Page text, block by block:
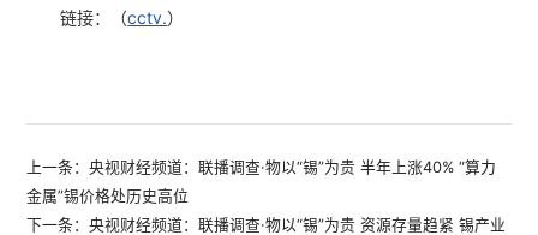
链接：（cctv.）
上一条：央视财经频道：联播调查·物以“锡”为贵 半年上涨40% “算力
金属”锡价格处历史高位
下一条：央视财经频道：联播调查·物以“锡”为贵 资源存量趋紧 锡产业